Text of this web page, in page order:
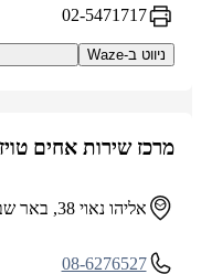
02-5471717
ניווט ב-Waze
מרכז שירות אחים טויזר
אליהו נאוי 38, באר שבע
08-6276527